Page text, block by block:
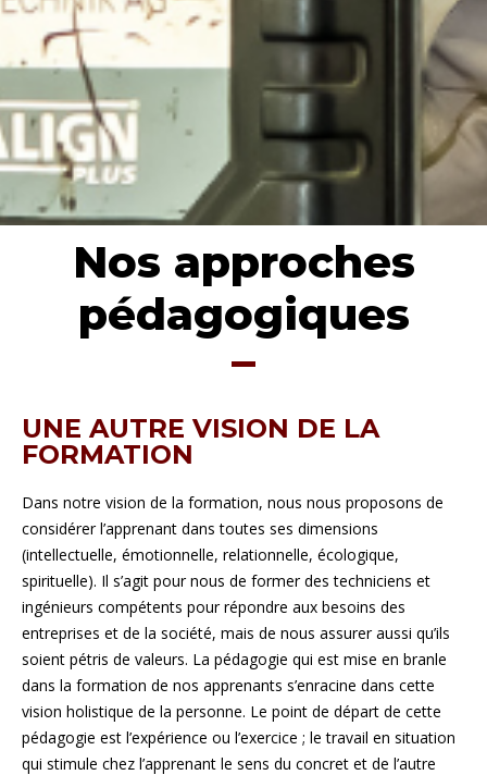
Nos approches
pédagogiques
UNE AUTRE VISION DE LA
FORMATION
Dans notre vision de la formation, nous nous proposons de
considérer l’apprenant dans toutes ses dimensions
(intellectuelle, émotionnelle, relationnelle, écologique,
spirituelle). Il s’agit pour nous de former des techniciens et
ingénieurs compétents pour répondre aux besoins des
entreprises et de la société, mais de nous assurer aussi qu’ils
soient pétris de valeurs. La pédagogie qui est mise en branle
dans la formation de nos apprenants s’enracine dans cette
vision holistique de la personne. Le point de départ de cette
pédagogie est l’expérience ou l’exercice ; le travail en situation
qui stimule chez l’apprenant le sens du concret et de l’autre